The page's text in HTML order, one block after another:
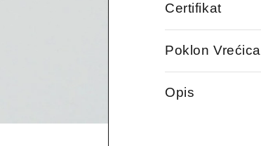
Certifikat
Poklon Vrećica
Opis